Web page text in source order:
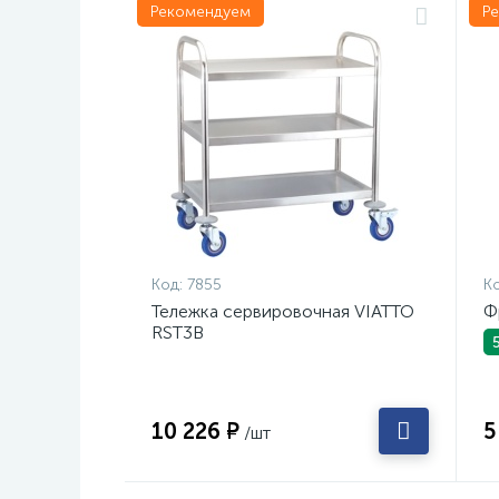
Рекомендуем
Код: 7855
Тележка сервировочная VIATTO
RST3B
10 226 ₽ /шт